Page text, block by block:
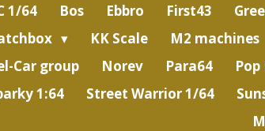
1/64
Bos Ebbro First43
KK Scale M2 machines
Car group
Norev Para64 Pop
1:64
Street Warrior 1/64